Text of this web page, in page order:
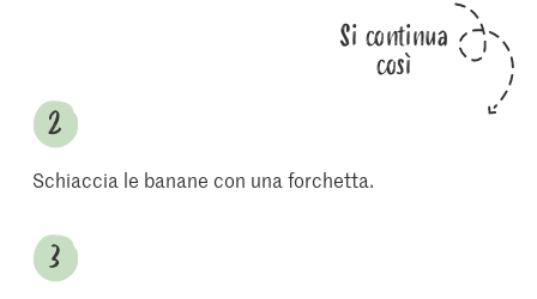
Si continua
così
Schiaccia le banane con una forchetta.